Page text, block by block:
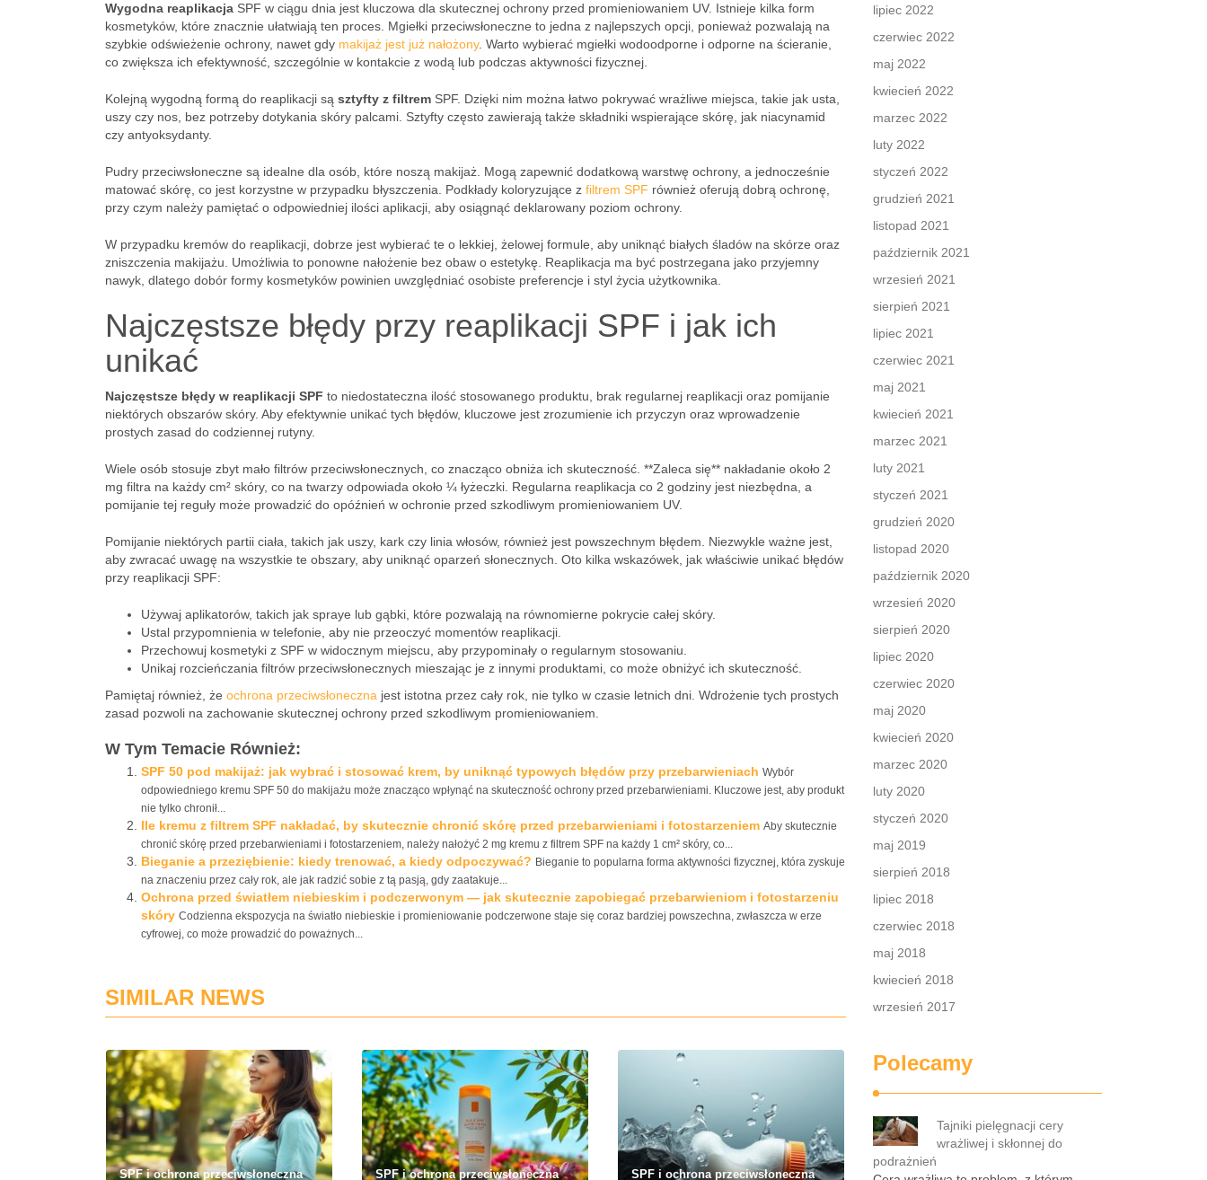
Wygodna reaplikacja SPF w ciągu dnia jest kluczowa dla skutecznej ochrony przed promieniowaniem UV. Istnieje kilka form
kosmetyków, które znacznie ułatwiają ten proces. Mgiełki przeciwsłoneczne to jedna z najlepszych opcji, ponieważ pozwalają na
szybkie odświeżenie ochrony, nawet gdy makijaż jest już nałożony. Warto wybierać mgiełki wodoodporne i odporne na ścieranie,
co zwiększa ich efektywność, szczególnie w kontakcie z wodą lub podczas aktywności fizycznej.
Kolejną wygodną formą do reaplikacji są sztyfty z filtrem SPF. Dzięki nim można łatwo pokrywać wrażliwe miejsca, takie jak usta,
uszy czy nos, bez potrzeby dotykania skóry palcami. Sztyfty często zawierają także składniki wspierające skórę, jak niacynamid
czy antyoksydanty.
Pudry przeciwsłoneczne są idealne dla osób, które noszą makijaż. Mogą zapewnić dodatkową warstwę ochrony, a jednocześnie
matować skórę, co jest korzystne w przypadku błyszczenia. Podkłady koloryzujące z filtrem SPF również oferują dobrą ochronę,
przy czym należy pamiętać o odpowiedniej ilości aplikacji, aby osiągnąć deklarowany poziom ochrony.
W przypadku kremów do reaplikacji, dobrze jest wybierać te o lekkiej, żelowej formule, aby uniknąć białych śladów na skórze oraz
zniszczenia makijażu. Umożliwia to ponowne nałożenie bez obaw o estetykę. Reaplikacja ma być postrzegana jako przyjemny
nawyk, dlatego dobór formy kosmetyków powinien uwzględniać osobiste preferencje i styl życia użytkownika.
Najczęstsze błędy przy reaplikacji SPF i jak ich
unikać
Najczęstsze błędy w reaplikacji SPF to niedostateczna ilość stosowanego produktu, brak regularnej reaplikacji oraz pomijanie
niektórych obszarów skóry. Aby efektywnie unikać tych błędów, kluczowe jest zrozumienie ich przyczyn oraz wprowadzenie
prostych zasad do codziennej rutyny.
Wiele osób stosuje zbyt mało filtrów przeciwsłonecznych, co znacząco obniża ich skuteczność. **Zaleca się** nakładanie około 2
mg filtra na każdy cm² skóry, co na twarzy odpowiada około ¼ łyżeczki. Regularna reaplikacja co 2 godziny jest niezbędna, a
pomijanie tej reguły może prowadzić do opóźnień w ochronie przed szkodliwym promieniowaniem UV.
Pomijanie niektórych partii ciała, takich jak uszy, kark czy linia włosów, również jest powszechnym błędem. Niezwykle ważne jest,
aby zwracać uwagę na wszystkie te obszary, aby uniknąć oparzeń słonecznych. Oto kilka wskazówek, jak właściwie unikać błędów
przy reaplikacji SPF:
Używaj aplikatorów, takich jak spraye lub gąbki, które pozwalają na równomierne pokrycie całej skóry.
Ustal przypomnienia w telefonie, aby nie przeoczyć momentów reaplikacji.
Przechowuj kosmetyki z SPF w widocznym miejscu, aby przypominały o regularnym stosowaniu.
Unikaj rozcieńczania filtrów przeciwsłonecznych mieszając je z innymi produktami, co może obniżyć ich skuteczność.
Pamiętaj również, że ochrona przeciwsłoneczna jest istotna przez cały rok, nie tylko w czasie letnich dni. Wdrożenie tych prostych
zasad pozwoli na zachowanie skutecznej ochrony przed szkodliwym promieniowaniem.
W Tym Temacie Również:
SPF 50 pod makijaż: jak wybrać i stosować krem, by uniknąć typowych błędów przy przebarwieniach Wybór
odpowiedniego kremu SPF 50 do makijażu może znacząco wpłynąć na skuteczność ochrony przed przebarwieniami. Kluczowe jest, aby produkt
nie tylko chronił...
Ile kremu z filtrem SPF nakładać, by skutecznie chronić skórę przed przebarwieniami i fotostarzeniem Aby skutecznie
chronić skórę przed przebarwieniami i fotostarzeniem, należy nałożyć 2 mg kremu z filtrem SPF na każdy 1 cm² skóry, co...
Bieganie a przeziębienie: kiedy trenować, a kiedy odpoczywać? Bieganie to popularna forma aktywności fizycznej, która zyskuje
na znaczeniu przez cały rok, ale jak radzić sobie z tą pasją, gdy zaatakuje...
Ochrona przed światłem niebieskim i podczerwonym — jak skutecznie zapobiegać przebarwieniom i fotostarzeniu
skóry Codzienna ekspozycja na światło niebieskie i promieniowanie podczerwone staje się coraz bardziej powszechna, zwłaszcza w erze
cyfrowej, co może prowadzić do poważnych...
SIMILAR NEWS
SPF i ochrona przeciwsłoneczna SPF i ochrona przeciwsłoneczna SPF i ochrona przeciwsłoneczna
lipiec 2022
czerwiec 2022
maj 2022
kwiecień 2022
marzec 2022
luty 2022
styczeń 2022
grudzień 2021
listopad 2021
październik 2021
wrzesień 2021
sierpień 2021
lipiec 2021
czerwiec 2021
maj 2021
kwiecień 2021
marzec 2021
luty 2021
styczeń 2021
grudzień 2020
listopad 2020
październik 2020
wrzesień 2020
sierpień 2020
lipiec 2020
czerwiec 2020
maj 2020
kwiecień 2020
marzec 2020
luty 2020
styczeń 2020
maj 2019
sierpień 2018
lipiec 2018
czerwiec 2018
maj 2018
kwiecień 2018
wrzesień 2017
Polecamy
Tajniki pielęgnacji cery
wrażliwej i skłonnej do
podrażnień